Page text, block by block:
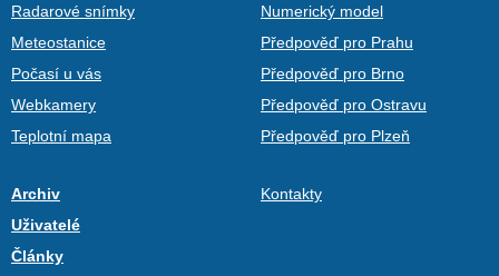
Radarové snímky
Meteostanice
Počasí u vás
Webkamery
Teplotní mapa
Numerický model
Předpověď pro Prahu
Předpověď pro Brno
Předpověď pro Ostravu
Předpověď pro Plzeň
Archiv
Uživatelé
Články
Kontakty